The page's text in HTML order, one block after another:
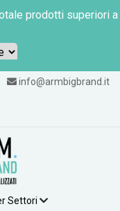
prodotti superiori a
by
info@armbigbrand.it
Settori